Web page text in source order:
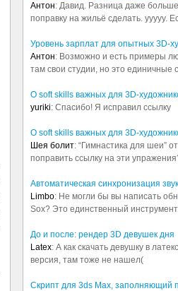
Антон: Давид. Разница даже
поправку на жильё сделать. ууууу.
Уровень зарплат для опытных 3D-
Антон: Возможно и есть примеры
там свои студии, но это единичные
О soft skills важных для 3D-
yuriki: Спасибо! Я исправил ссылку
О soft skills важных для 3D-
Шея болит: “Гимнастика для шеи”
поправить ссылку на эти
Автоматическая синхронизация
Limbo: Не могли бы вы написать
Sox? Это единственный
До и после: рендер 3D девушек дня
Latex: А как скачать девушку в
версия, там тоже не нашел(
Скрипт для 3ds Max, заполняющий